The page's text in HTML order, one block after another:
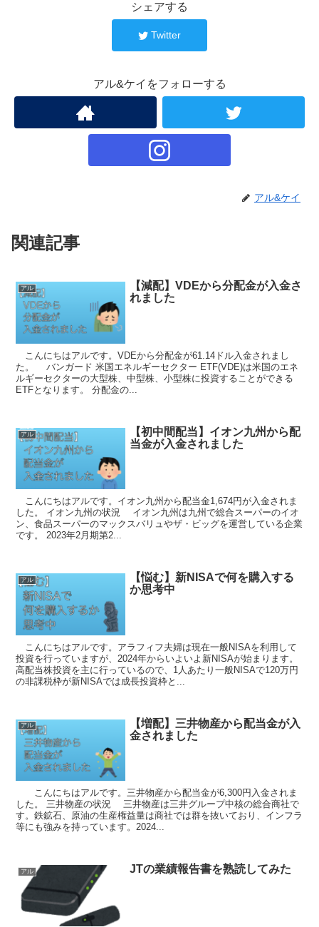
シェアする
Twitter
アル&ケイをフォローする
アル&ケイ
関連記事
アル
【減配】VDEから分配金が入金さ
れました
こんにちはアルです。VDEから分配金が61.14ドル入金されまし
た。 バンガード 米国エネルギーセクター ETF(VDE)は米国のエネ
ルギーセクターの大型株、中型株、小型株に投資することができる
ETFとなります。 分配金の...
アル
【初中間配当】イオン九州から配
当金が入金されました
こんにちはアルです。イオン九州から配当金1,674円が入金されま
した。 イオン九州の状況 イオン九州は九州で総合スーパーのイオ
ン、食品スーパーのマックスバリュやザ・ビッグを運営している企業
です。 2023年2月期第2...
アル
【悩む】新NISAで何を購入する
か思考中
こんにちはアルです。アラフィフ夫婦は現在一般NISAを利用して
投資を行っていますが、2024年からいよいよ新NISAが始まります。
高配当株投資を主に行っているので、1人あたり一般NISAで120万円
の非課税枠が新NISAでは成長投資枠と...
アル
【増配】三井物産から配当金が入
金されました
こんにちはアルです。三井物産から配当金が6,300円入金されま
した。 三井物産の状況 三井物産は三井グループ中核の総合商社で
す。鉄鉱石、原油の生産権益量は商社では群を抜いており、インフラ
等にも強みを持っています。2024...
アル JTの業績報告書を熟読してみた